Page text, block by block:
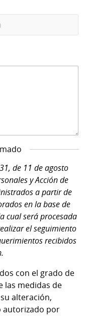
de 11 de agosto
y Acción de
a partir de
en la base de
cual será procesada
el seguimiento
recibidos
con el grado de
las medidas de
alteración,
autorizado por